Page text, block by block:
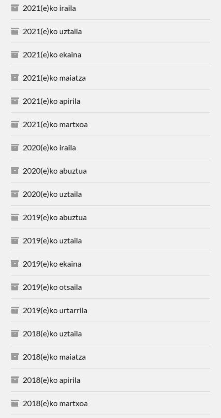
2021(e)ko iraila
2021(e)ko uztaila
2021(e)ko ekaina
2021(e)ko maiatza
2021(e)ko apirila
2021(e)ko martxoa
2020(e)ko iraila
2020(e)ko abuztua
2020(e)ko uztaila
2019(e)ko abuztua
2019(e)ko uztaila
2019(e)ko ekaina
2019(e)ko otsaila
2019(e)ko urtarrila
2018(e)ko uztaila
2018(e)ko maiatza
2018(e)ko apirila
2018(e)ko martxoa